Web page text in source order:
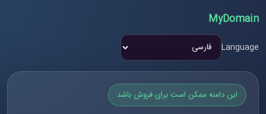
MyDomain
Language
این دامنه ممکن است برای فروش باشد